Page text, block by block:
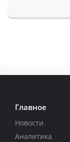
Главное
Новости
Аналитика